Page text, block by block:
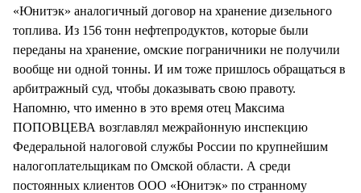
«Юнитэк» аналогичный договор на хранение дизельного
топлива. Из 156 тонн нефтепродуктов, которые были
переданы на хранение, омские пограничники не получили
вообще ни одной тонны. И им тоже пришлось обращаться в
арбитражный суд, чтобы доказывать свою правоту.
Напомню, что именно в это время отец Максима
ПОПОВЦЕВА возглавлял межрайонную инспекцию
Федеральной налоговой службы России по крупнейшим
налогоплательщикам по Омской области. А среди
постоянных клиентов ООО «Юнитэк» по странному